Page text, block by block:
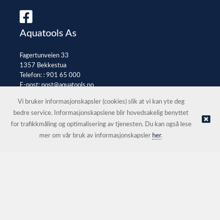
Aquatools As
Fagertunveien 33
1357 Bekkestua
Telefon: : 901 65 000
E-post:post@aquatools.no
© Aquatools As |Nettbutikk levert av Kréatif
Vi bruker informasjonskapsler (cookies) slik at vi kan yte deg
bedre service. Informasjonskapslene blir hovedsakelig benyttet
for trafikkmåling og optimalisering av tjenesten. Du kan også lese
mer om vår bruk av informasjonskapsler her.